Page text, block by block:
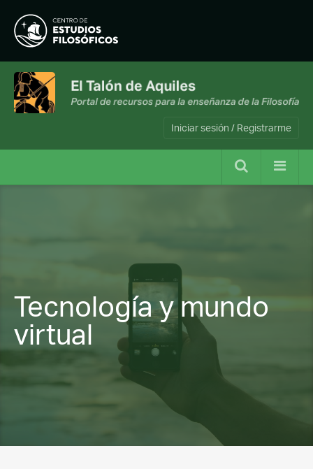
Iniciar sesión / Registrarme
Tecnología y mundo
virtual